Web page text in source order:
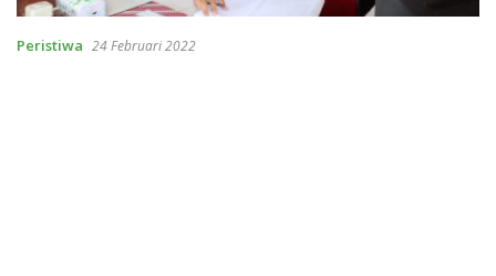
Peristiwa 24 Februari 2022